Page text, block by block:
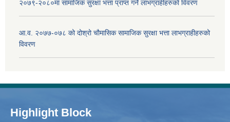
२०७९-२०८०मा सामाजिक सुरक्षा भत्ता प्राप्त गर्ने लाभग्राहीहरुको विवरण
आ.व. २०७७-०७८ को दोश्रो चौमासिक सामाजिक सुरक्षा भत्ता लाभग्राहीहरुको
विवरण
Highlight Block